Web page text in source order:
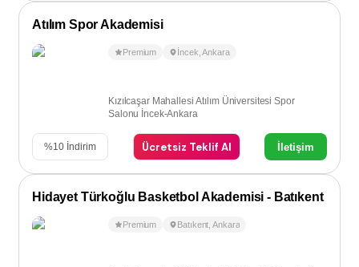
Atılım Spor Akademisi
Premium İncek ,Ankara
Kızılcaşar Mahallesi Atılım Üniversitesi Spor
Salonu İncek-Ankara
%10 İndirim Ücretsiz Teklif Al İletişim
Hidayet Türkoğlu Basketbol Akademisi - Batıkent
Premium Batıkent ,Ankara